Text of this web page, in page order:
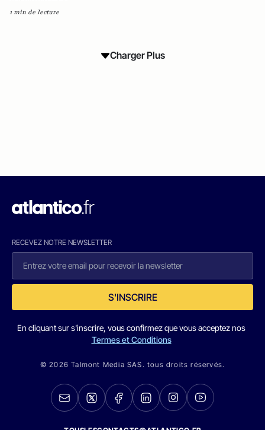
1 min de lecture
Charger Plus
RECEVEZ NOTRE NEWSLETTER
S'INSCRIRE
En cliquant sur s'inscrire, vous confirmez que vous acceptez nos
Termes et Conditions
© 2026 Talmont Media SAS. tous droits réservés.